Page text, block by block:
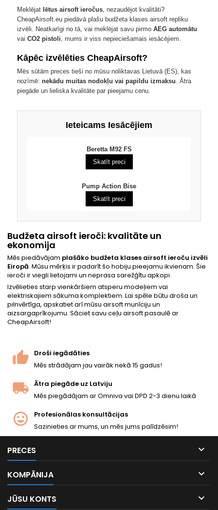
Meklējat lētus airsoft ieročus , nezaudējot kvalitāti?
CheapAirsoft.eu piedāvā plašu budžeta klases airsoft repliku
izvēli. Neatkarīgi no tā, vai meklējat savu pirmo AEG automātu
vai CO2 pistoli , mums ir viss nepieciešamais iesācējiem.
Kāpēc izvēlēties CheapAirsoft?
Mēs sūtām preces tieši no mūsu noliktavas Lietuvā (ES), kas
nozīmē: nekādu muitas nodokļu vai papildu izmaksu . Ātra
piegāde un lieliska kvalitāte par pieejamu cenu.
Ieteicams Iesācējiem
Beretta M92 FS
Skatīt preci
Pump Action Bise
Skatīt preci
Budžeta airsoft ieroči: kvalitāte un
ekonomija
Mēs piedāvājam plašāko budžeta klases airsoft ieroču izvēli
Eiropā. Mūsu mērķis ir padarīt šo hobiju pieejamu ikvienam. Šie
ieroči ir viegli lietojami un neprasa sarežģītu apkopi.
Izvēlieties starp vienkāršiem atsperu modeļiem vai
elektriskajiem sākuma komplektiem. Lai spēle būtu droša un
pilnvērtīga, apskatiet arī mūsu airsoft munīciju un
aizsargaprīkojumu. Sāciet savu ceļu airsoft pasaulē ar
CheapAirsoft!
Droši iegādāties
Mēs strādājam jau vairāk nekā 15 gadus!
Ātra piegāde uz Latviju
Mēs piegādājam ar Omniva vai DPD 2-3 dienu laikā
Profesionālas konsultācijas
Sazinieties ar mums, un mēs jums palīdzēsim!
PRECES 
KOMPĀNIJA 
JŪSU KONTS 